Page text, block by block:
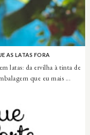
AS LATAS FORA
latas: da ervilha à tinta de
que eu mais ...